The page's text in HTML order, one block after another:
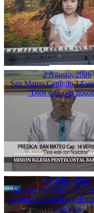
2 Agosto, 2026
San Mateo Capítulo 14
“Dios está con
31 Julio, 2026
En San Fernando, PDI
personas vinculadas a
violentos